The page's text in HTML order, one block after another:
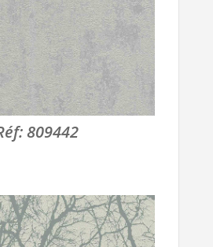
809442